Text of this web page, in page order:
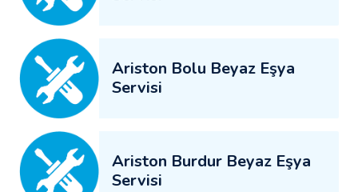
Ariston Bolu Beyaz Eşya
Servisi
Ariston Burdur Beyaz Eşya
Servisi